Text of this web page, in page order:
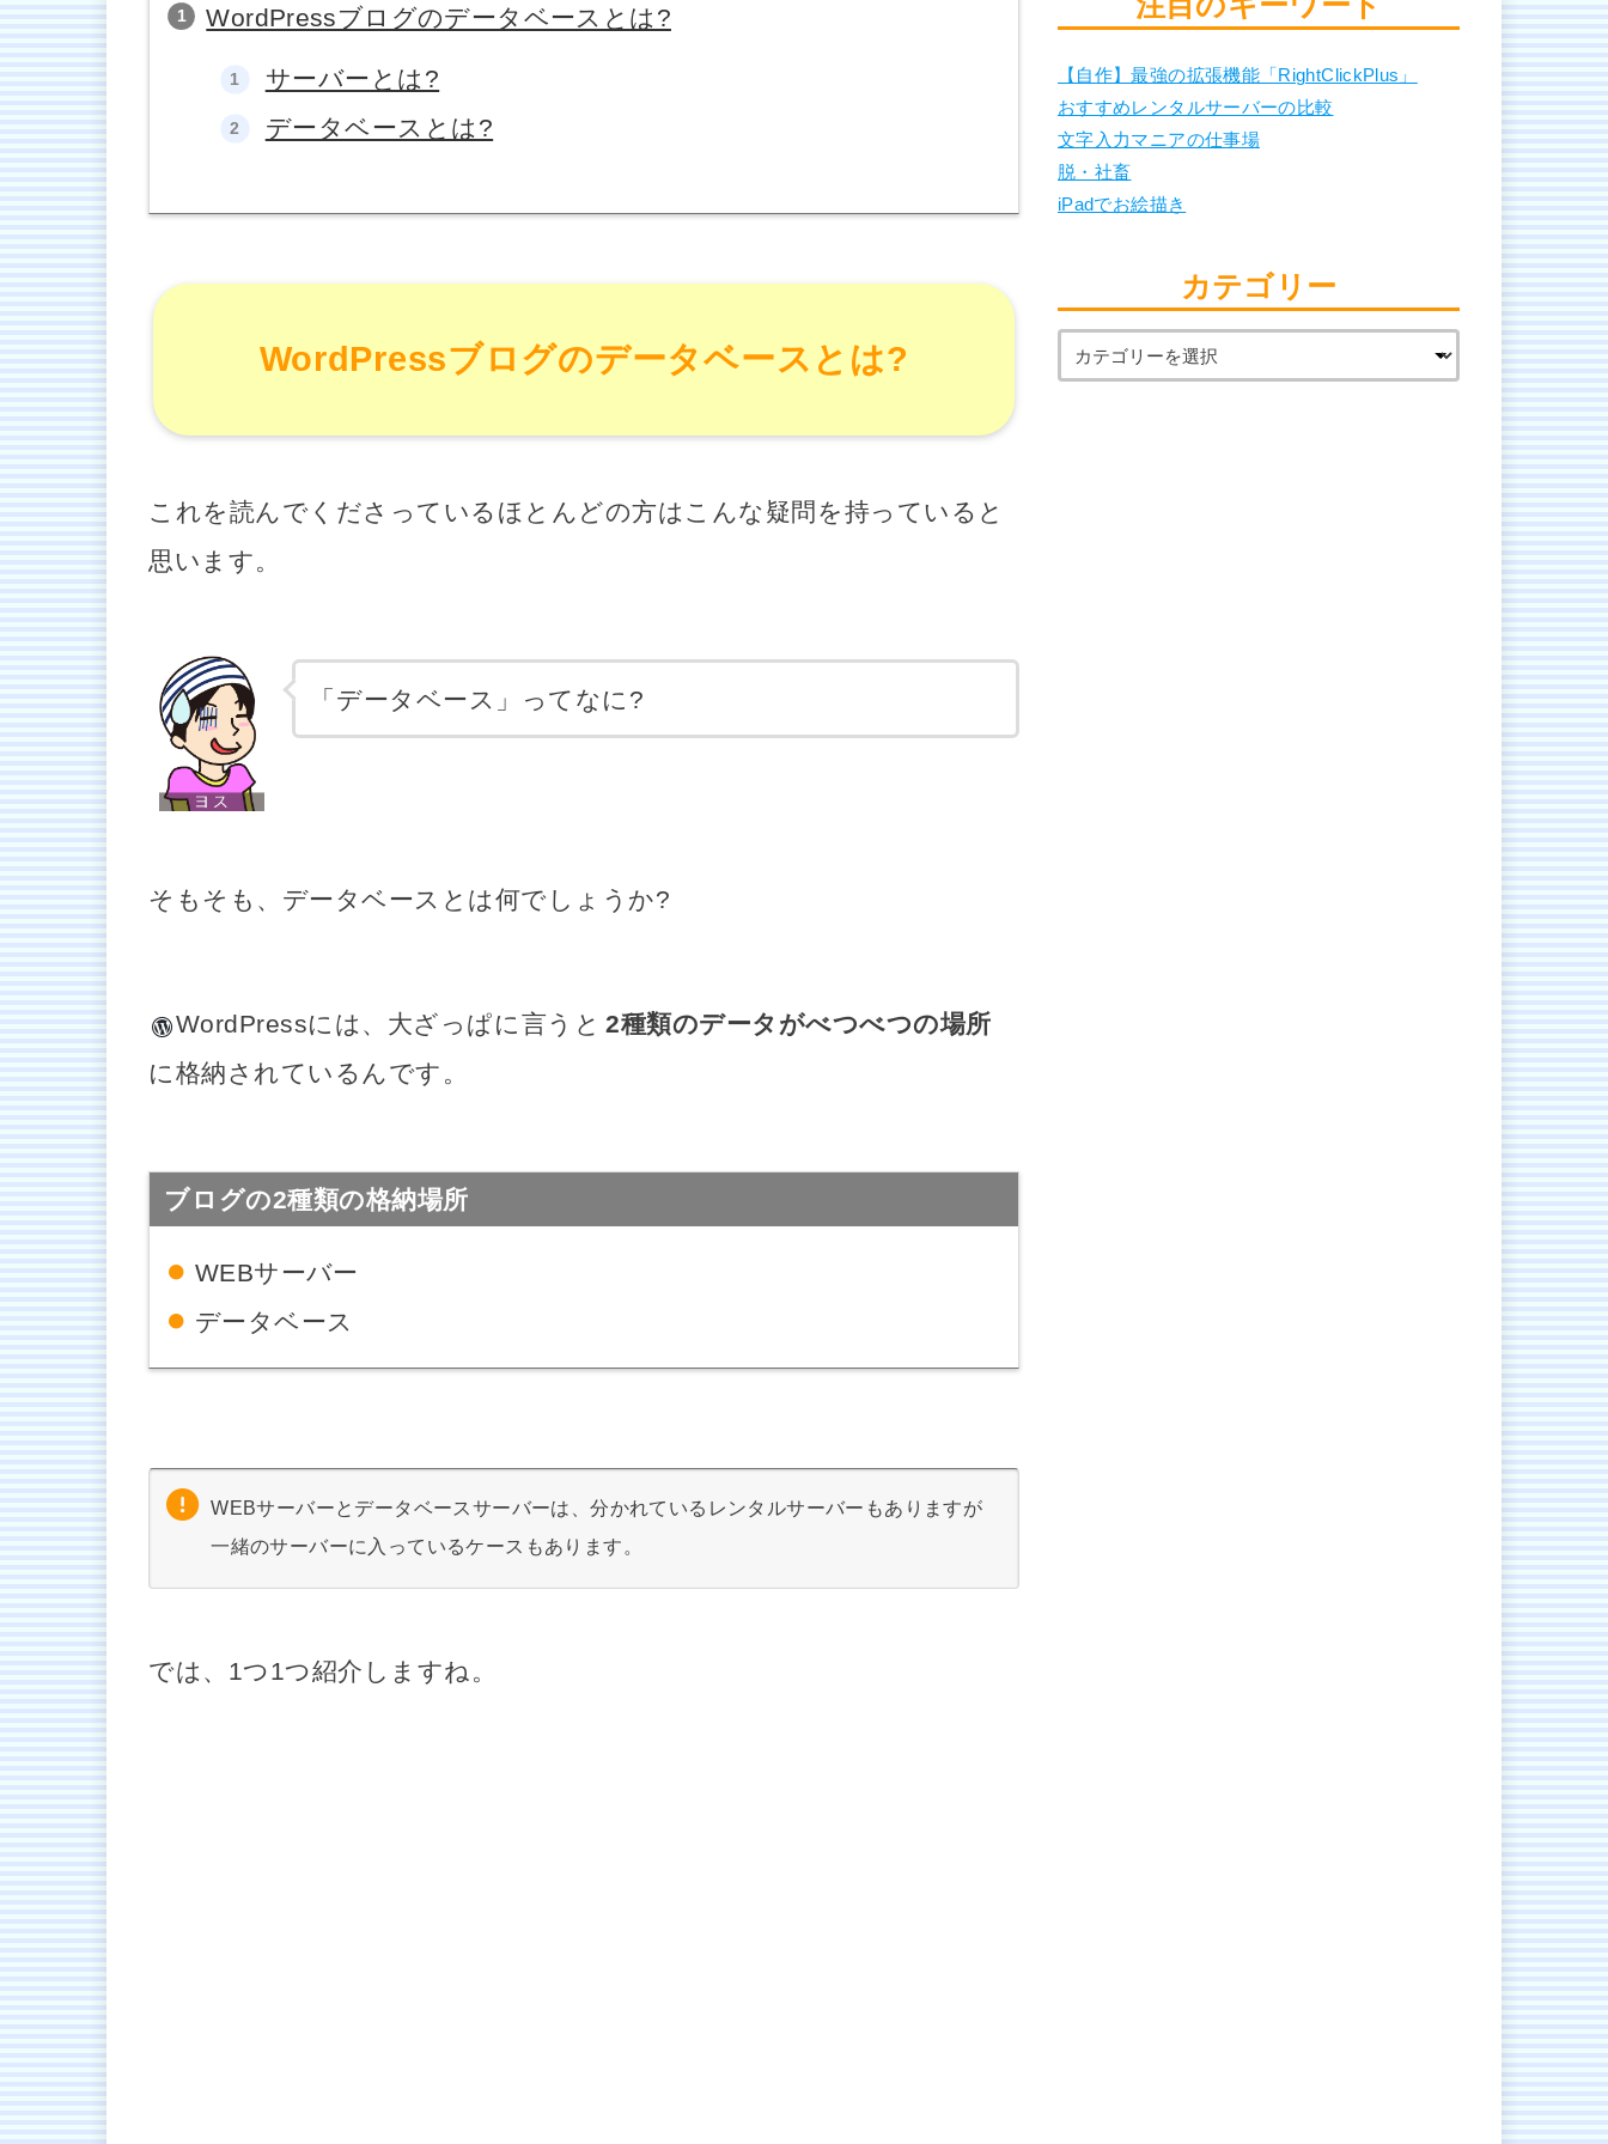
WordPressブログのデータベースとは?
サーバーとは?
データベースとは?
WordPressブログのデータベースとは?
これを読んでくださっているほとんどの方はこんな疑問を持っていると
思います。
「データベース」ってなに?
そもそも、データベースとは何でしょうか?
WordPressには、大ざっぱに言うと 2種類のデータがべつべつの場所
に格納されているんです。
ブログの2種類の格納場所
WEBサーバー
データベース
WEBサーバーとデータベースサーバーは、分かれているレンタルサーバーもありますが
一緒のサーバーに入っているケースもあります。
では、1つ1つ紹介しますね。
【自作】最強の拡張機能「RightClickPlus」
おすすめレンタルサーバーの比較
文字入力マニアの仕事場
脱・社畜
iPadでお絵描き
カテゴリー